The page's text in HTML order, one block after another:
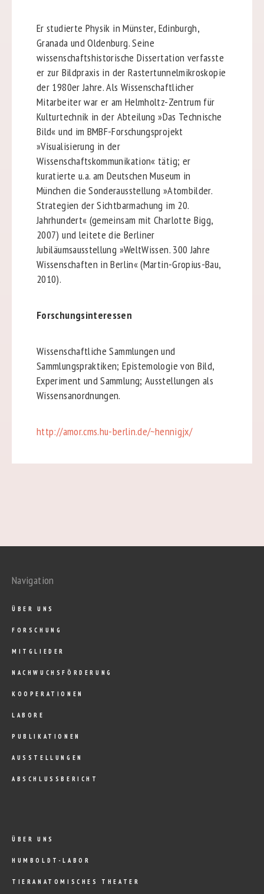
Er studierte Physik in Münster, Edinburgh,
Granada und Oldenburg. Seine
wissenschaftshistorische Dissertation verfasste
er zur Bildpraxis in der Rastertunnelmikroskopie
der 1980er Jahre. Als Wissenschaftlicher
Mitarbeiter war er am Helmholtz-Zentrum für
Kulturtechnik in der Abteilung »Das Technische
Bild« und im BMBF-Forschungsprojekt
»Visualisierung in der
Wissenschaftskommunikation« tätig; er
kuratierte u.a. am Deutschen Museum in
München die Sonderausstellung »Atombilder.
Strategien der Sichtbarmachung im 20.
Jahrhundert« (gemeinsam mit Charlotte Bigg,
2007) und leitete die Berliner
Jubiläumsausstellung »WeltWissen. 300 Jahre
Wissenschaften in Berlin« (Martin-Gropius-Bau,
2010).
Forschungsinteressen
Wissenschaftliche Sammlungen und
Sammlungspraktiken; Epistemologie von Bild,
Experiment und Sammlung; Ausstellungen als
Wissensanordnungen.
http://amor.cms.hu-berlin.de/~hennigjx/
Navigation
ÜBER UNS
FORSCHUNG
MITGLIEDER
NACHWUCHSFÖRDERUNG
KOOPERATIONEN
LABORE
PUBLIKATIONEN
AUSSTELLUNGEN
ABSCHLUSSBERICHT
ÜBER UNS
HUMBOLDT-LABOR
TIERANATOMISCHES THEATER